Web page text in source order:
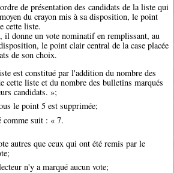
de présentation des candidats de la liste qui
du crayon mis à sa disposition, le point
cette liste.
donne un vote nominatif en remplissant, au
le point clair central de la case placée
de son choix.
est constitué par l'addition du nombre des
cette liste et du nombre des bulletins marqués
candidats. »;
le point 5 est supprimée;
comme suit : « 7.
autres que ceux qui ont été remis par le
n'y a marqué aucun vote;